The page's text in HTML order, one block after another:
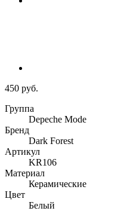
450 руб.
Группа
Depeche Mode
Бренд
Dark Forest
Артикул
KR106
Материал
Керамические
Цвет
Белый